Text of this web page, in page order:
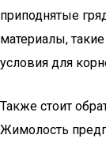
приподнятые
материалы,
условия для
Также стоит
Жимолость